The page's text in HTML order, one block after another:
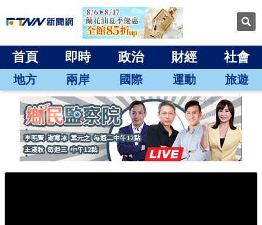
首頁 即時 政治 財經 社會
地方 兩岸 國際 運動 旅遊